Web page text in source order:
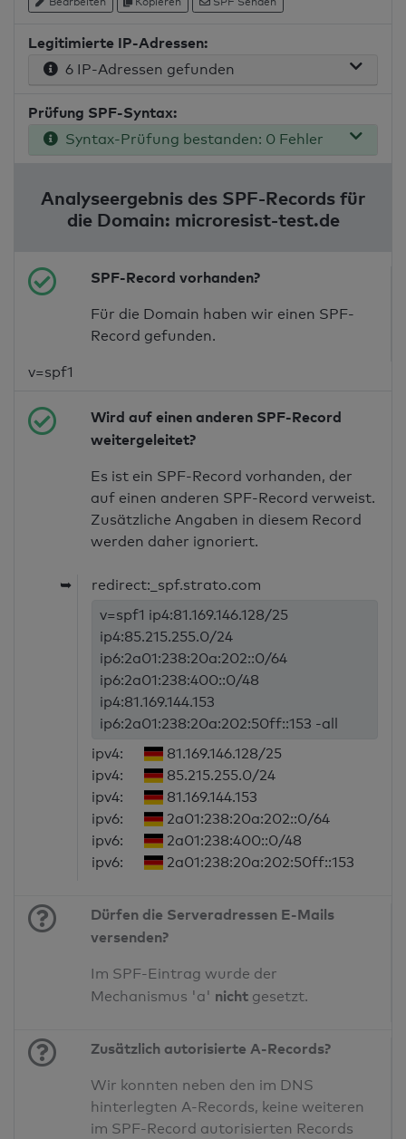
Legitimierte IP-Adressen:
6 IP-Adressen gefunden
Prüfung SPF-Syntax:
Syntax-Prüfung bestanden: 0 Fehler
Analyseergebnis des SPF-Records für
die Domain: microresist-test.de
SPF-Record vorhanden?
Für die Domain haben wir einen SPF-
Record gefunden.
v=spf1
Wird auf einen anderen SPF-Record
weitergeleitet?
Es ist ein SPF-Record vorhanden, der
auf einen anderen SPF-Record verweist.
Zusätzliche Angaben in diesem Record
werden daher ignoriert.
➥
redirect:_spf.strato.com
v=spf1 ip4:81.169.146.128/25
ip4:85.215.255.0/24
ip6:2a01:238:20a:202::0/64
ip6:2a01:238:400::0/48
ip4:81.169.144.153
ip6:2a01:238:20a:202:50ff::153 -all
ipv4:
81.169.146.128/25
ipv4:
85.215.255.0/24
ipv4:
81.169.144.153
ipv6:
2a01:238:20a:202::0/64
ipv6:
2a01:238:400::0/48
ipv6:
2a01:238:20a:202:50ff::153
Dürfen die Serveradressen E-Mails
versenden?
Im SPF-Eintrag wurde der
Mechanismus 'a' nicht gesetzt.
Zusätzlich autorisierte A-Records?
Wir konnten neben den im DNS
hinterlegten A-Records, keine weiteren
im SPF-Record autorisierten Records